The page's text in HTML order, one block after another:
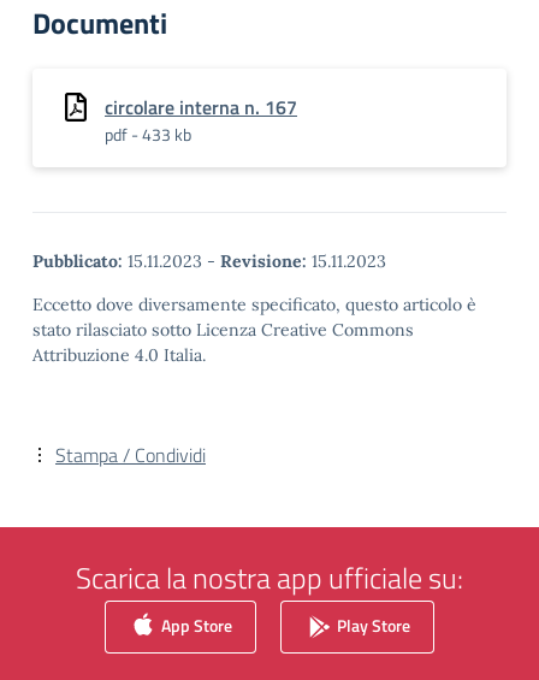
Documenti
circolare interna n. 167
pdf - 433 kb
Pubblicato: 15.11.2023 - Revisione: 15.11.2023
Eccetto dove diversamente specificato, questo articolo è
stato rilasciato sotto Licenza Creative Commons
Attribuzione 4.0 Italia.
Stampa / Condividi
Scarica la nostra app ufficiale su:
App Store Play Store